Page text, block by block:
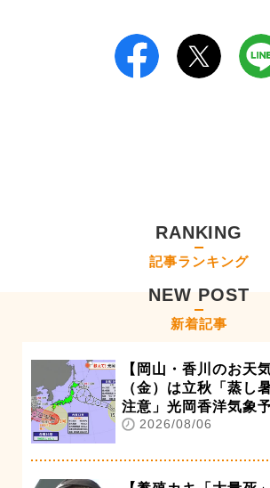
RANKING
記事ランキング
NEW POST
新着記事
【岡山・香川のお天
（金）は立秋「蒸
注意」光岡香洋気象
2026/08/06